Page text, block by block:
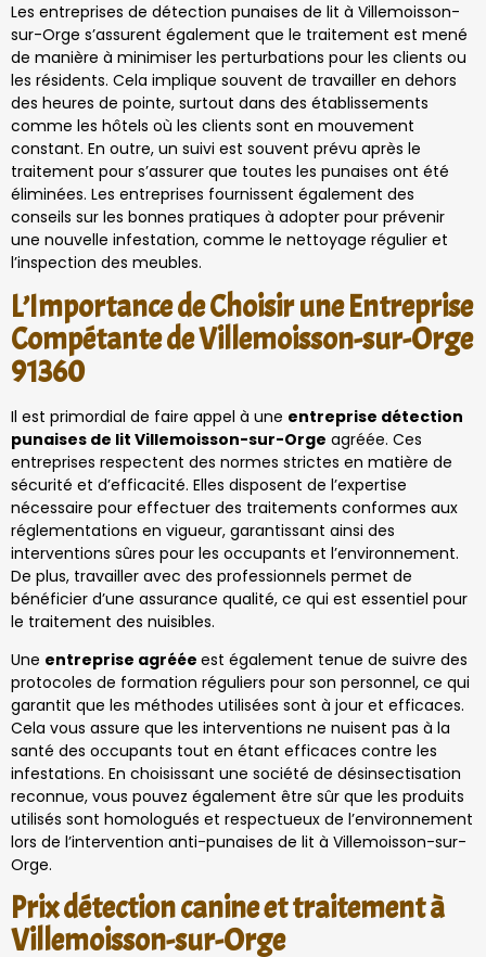
Les entreprises de détection punaises de lit à Villemoisson-
sur-Orge s’assurent également que le traitement est mené
de manière à minimiser les perturbations pour les clients ou
les résidents. Cela implique souvent de travailler en dehors
des heures de pointe, surtout dans des établissements
comme les hôtels où les clients sont en mouvement
constant. En outre, un suivi est souvent prévu après le
traitement pour s’assurer que toutes les punaises ont été
éliminées. Les entreprises fournissent également des
conseils sur les bonnes pratiques à adopter pour prévenir
une nouvelle infestation, comme le nettoyage régulier et
l’inspection des meubles.
L’Importance de Choisir une Entreprise
Compétante de Villemoisson-sur-Orge
91360
Il est primordial de faire appel à une entreprise détection
punaises de lit Villemoisson-sur-Orge agréée. Ces
entreprises respectent des normes strictes en matière de
sécurité et d’efficacité. Elles disposent de l’expertise
nécessaire pour effectuer des traitements conformes aux
réglementations en vigueur, garantissant ainsi des
interventions sûres pour les occupants et l’environnement.
De plus, travailler avec des professionnels permet de
bénéficier d’une assurance qualité, ce qui est essentiel pour
le traitement des nuisibles.
Une entreprise agréée est également tenue de suivre des
protocoles de formation réguliers pour son personnel, ce qui
garantit que les méthodes utilisées sont à jour et efficaces.
Cela vous assure que les interventions ne nuisent pas à la
santé des occupants tout en étant efficaces contre les
infestations. En choisissant une société de désinsectisation
reconnue, vous pouvez également être sûr que les produits
utilisés sont homologués et respectueux de l’environnement
lors de l’intervention anti-punaises de lit à Villemoisson-sur-
Orge.
Prix détection canine et traitement à
Villemoisson-sur-Orge